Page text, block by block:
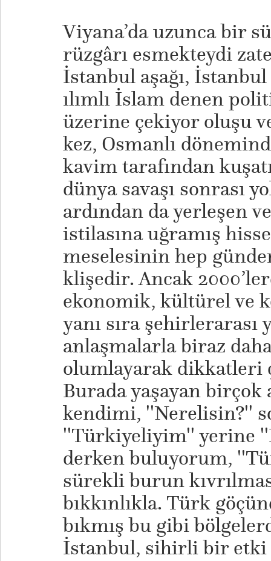
Viyana’da uzunca bir
rüzgârı esmekteydi
İstanbul aşağı,
ılımlı İslam denen
üzerine çekiyor oluşu
kez, Osmanlı
kavim tarafından
dünya savaşı sonrası
ardından da yerleşen
istilasına uğramış
meselesinin hep
klişedir. Ancak
ekonomik, kültürel ve
yanı sıra şehirlerarası
anlaşmalarla biraz
olumlayarak dikkatleri
Burada yaşayan birçok
kendimi, ''Nerelisin?''
''Türkiyeliyim'' yerine
derken buluyorum,
sürekli burun
bıkkınlıkla. Türk
bıkmış bu gibi
İstanbul, sihirli bir etki